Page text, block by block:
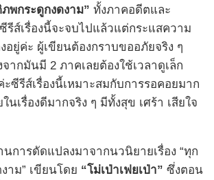
พกระดูกงดงาม” ทั้งภาคอดีตและ
รีส์เรื่องนี้จะจบไปแล้วแต่กระแสความ
อยู่ค่ะ ผู้เขียนต้องกราบขออภัยจริง ๆ
ากมันมี 2 ภาคเลยต้องใช้เวลาดูเล็ก
ซีรีส์เรื่องนี้เหมาะสมกับการรอคอยมาก
นเรื่องดีมากจริง ๆ มีทั้งสุข เศร้า เสียใจ
นการดัดแปลงมาจากนวนิยายเรื่อง “ทุก
าม” เขียนโดย “โม่เป่าเฟยเป่า” ซึ่งตอน